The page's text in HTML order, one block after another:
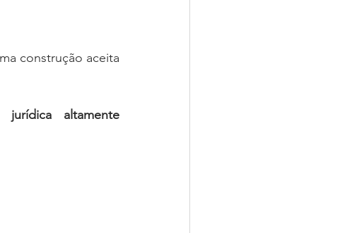
construção aceita
altamente